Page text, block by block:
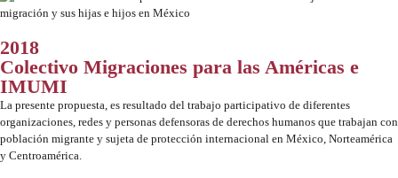
2018
Colectivo Migraciones para las Américas e
IMUMI
La presente propuesta, es resultado del trabajo participativo de diferentes
organizaciones, redes y personas defensoras de derechos humanos que trabajan con
población migrante y sujeta de protección internacional en México, Norteamérica
y Centroamérica.